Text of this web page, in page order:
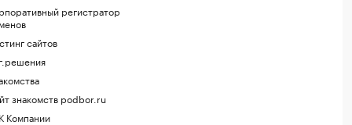
регистратор
сайтов
знакомств podbor.ru
Компании